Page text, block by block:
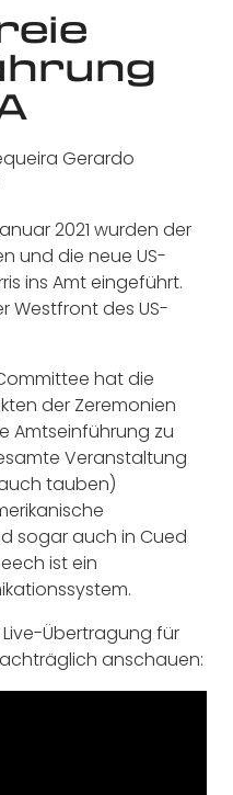
Gerardo
2021 wurden der
und die neue US-
ins Amt eingeführt.
Westfront des US-
hat die
der Zeremonien
Amtseinführung zu
Veranstaltung
tauben)
sogar auch in Cued
ist ein
Übertragung für
anschauen: